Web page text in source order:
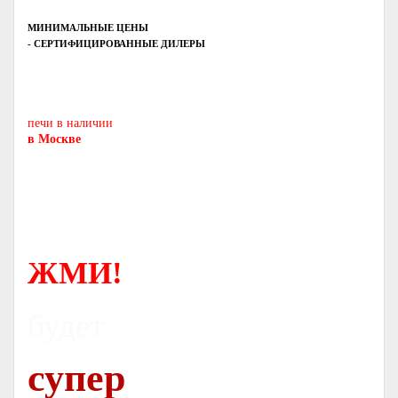
МИНИМАЛЬНЫЕ ЦЕНЫ
- СЕРТИФИЦИРОВАННЫЕ ДИЛЕРЫ
печи в наличии
в Москве
ЖМИ!
супер